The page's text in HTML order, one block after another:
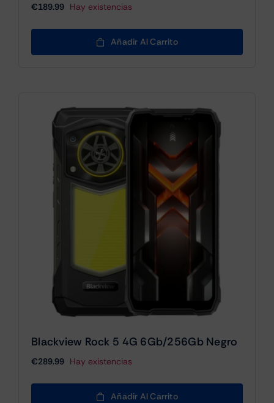
€189.99 Hay existencias
Añadir Al Carrito
Blackview Rock 5 4G 6Gb/256Gb Negro
€289.99 Hay existencias
Añadir Al Carrito